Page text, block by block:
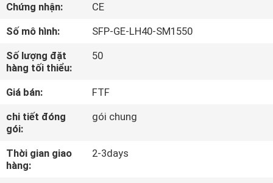
CHÚNG
TÔI
CHUYẾN
THAM
QUAN
NHÀ
MÁY
Chứng nhận:
CE
Số mô hình:
SFP-GE-LH40-SM1550
Số lượng đặt
hàng tối thiểu:
50
Giá bán:
FTF
chi tiết đóng
gói:
gói chung
Thời gian giao
hàng:
2-3days